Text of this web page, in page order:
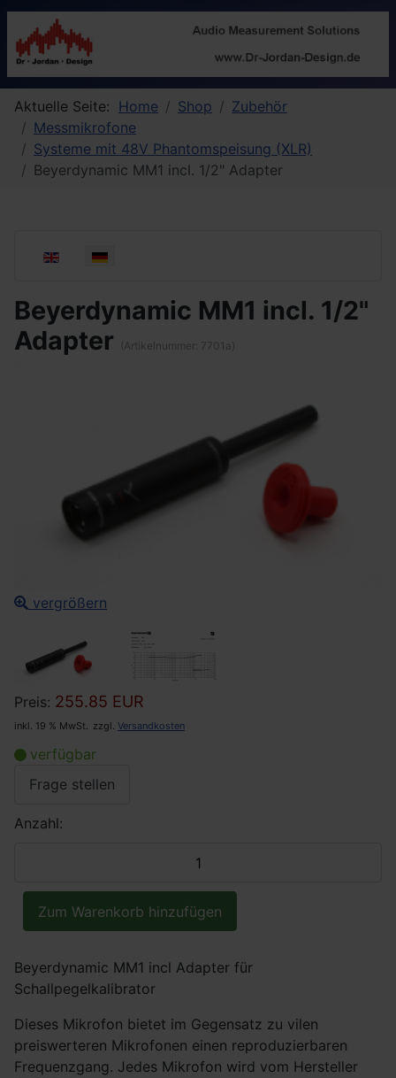
Aktuelle Seite: Home Shop
Zubehör
Messmikrofone
Systeme mit 48V Phantomspeisung (XLR)
Beyerdynamic MM1 incl. 1/2" Adapter
Sprache auswählen
Beyerdynamic MM1 incl. 1/2"
Adapter
(Artikelnummer: 7701a )
vergrößern
Preis: 255.85 EUR
inkl. 19 % MwSt. zzgl. Versandkosten
verfügbar
Frage stellen
Anzahl:
Beyerdynamic MM1 incl Adapter für
Schallpegelkalibrator
Dieses Mikrofon bietet im Gegensatz zu vilen
preiswerteren Mikrofonen einen reproduzierbaren
Frequenzgang. Jedes Mikrofon wird vom Hersteller